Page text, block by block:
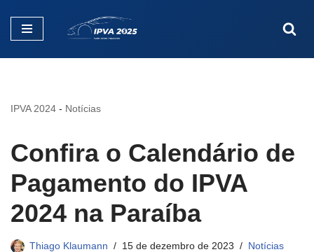
Pular
IPVA 2024 - Notícias
Confira o Calendário de
Pagamento do IPVA
2024 na Paraíba
Thiago Klaumann 15 de dezembro de 2023 Notícias